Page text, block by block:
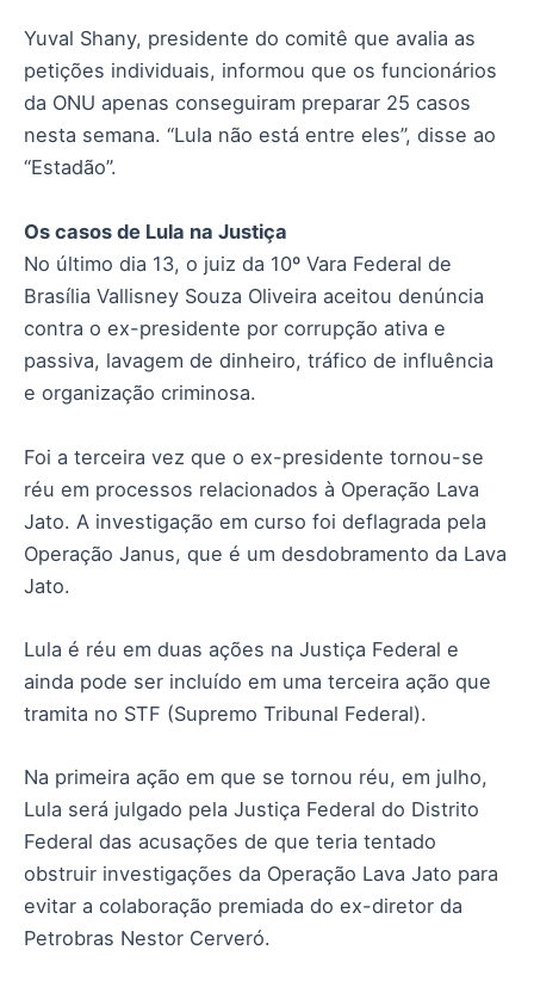
Yuval Shany, presidente do comitê que avalia as
petições individuais, informou que os funcionários
da ONU apenas conseguiram preparar 25 casos
nesta semana. “Lula não está entre eles”, disse ao
“Estadão”.
Os casos de Lula na Justiça
No último dia 13, o juiz da 10º Vara Federal de
Brasília Vallisney Souza Oliveira aceitou denúncia
contra o ex-presidente por corrupção ativa e
passiva, lavagem de dinheiro, tráfico de influência
e organização criminosa.
Foi a terceira vez que o ex-presidente tornou-se
réu em processos relacionados à Operação Lava
Jato. A investigação em curso foi deflagrada pela
Operação Janus, que é um desdobramento da Lava
Jato.
Lula é réu em duas ações na Justiça Federal e
ainda pode ser incluído em uma terceira ação que
tramita no STF (Supremo Tribunal Federal).
Na primeira ação em que se tornou réu, em julho,
Lula será julgado pela Justiça Federal do Distrito
Federal das acusações de que teria tentado
obstruir investigações da Operação Lava Jato para
evitar a colaboração premiada do ex-diretor da
Petrobras Nestor Cerveró.